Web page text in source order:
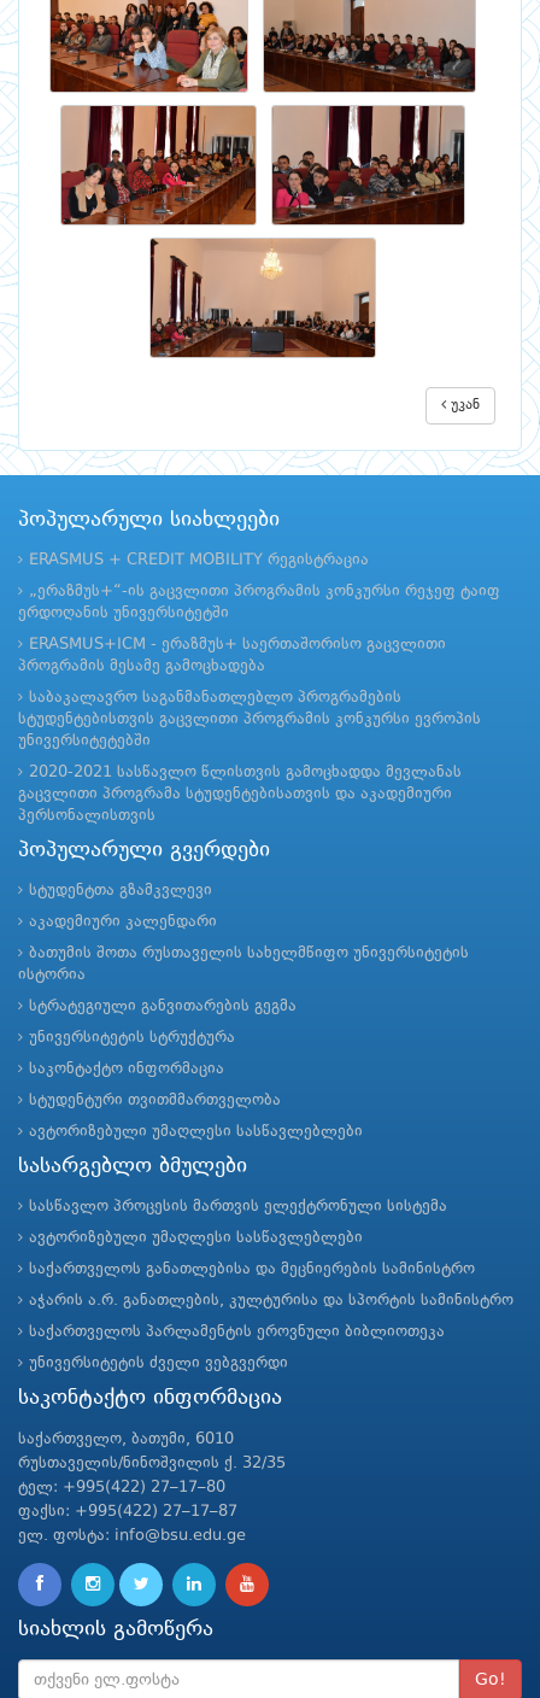
უკან
პოპულარული სიახლეები
ERASMUS + CREDIT MOBILITY რეგისტრაცია
„ერაზმუს+“-ის გაცვლითი პროგრამის კონკურსი რეჯეფ ტაიფ
ერდოღანის უნივერსიტეტში
ERASMUS+ICM - ერაზმუს+ საერთაშორისო გაცვლითი
პროგრამის მესამე გამოცხადება
საბაკალავრო საგანმანათლებლო პროგრამების
სტუდენტებისთვის გაცვლითი პროგრამის კონკურსი ევროპის
უნივერსიტეტებში
2020-2021 სასწავლო წლისთვის გამოცხადდა მევლანას
გაცვლითი პროგრამა სტუდენტებისათვის და აკადემიური
პერსონალისთვის
პოპულარული გვერდები
სტუდენტთა გზამკვლევი
აკადემიური კალენდარი
ბათუმის შოთა რუსთაველის სახელმწიფო უნივერსიტეტის
ისტორია
სტრატეგიული განვითარების გეგმა
უნივერსიტეტის სტრუქტურა
საკონტაქტო ინფორმაცია
სტუდენტური თვითმმართველობა
ავტორიზებული უმაღლესი სასწავლებლები
სასარგებლო ბმულები
სასწავლო პროცესის მართვის ელექტრონული სისტემა
ავტორიზებული უმაღლესი სასწავლებლები
საქართველოს განათლებისა და მეცნიერების სამინისტრო
აჭარის ა.რ. განათლების, კულტურისა და სპორტის სამინისტრო
საქართველოს პარლამენტის ეროვნული ბიბლიოთეკა
უნივერსიტეტის ძველი ვებგვერდი
საკონტაქტო ინფორმაცია
საქართველო, ბათუმი, 6010
რუსთაველის/ნინოშვილის ქ. 32/35
ტელ: +995(422) 27–17–80
ფაქსი: +995(422) 27–17–87
ელ. ფოსტა: info@bsu.edu.ge
სიახლის გამოწერა
Go!